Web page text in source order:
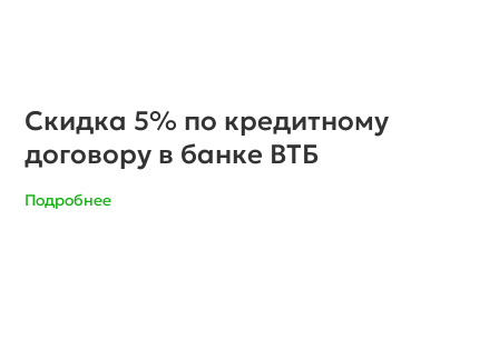
Скидка 5% по кредитному
договору в банке ВТБ
Подробнее